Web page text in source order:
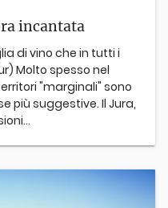
incantata
di vino che in tutti i
Molto spesso nel
"marginali" sono
più suggestive. Il Jura,